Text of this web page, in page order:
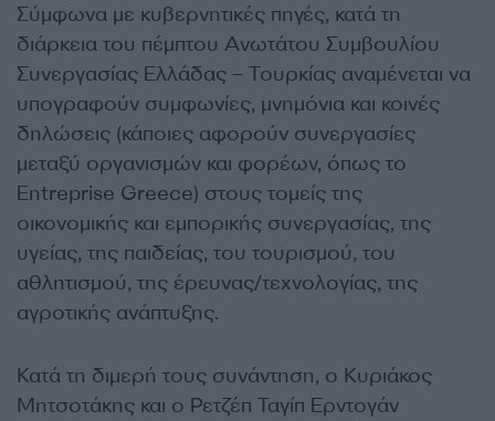
Σύμφωνα με κυβερνητικές πηγές, κατά τη
διάρκεια του πέμπτου Ανωτάτου Συμβουλίου
Συνεργασίας Ελλάδας – Τουρκίας αναμένεται να
υπογραφούν συμφωνίες, μνημόνια και κοινές
δηλώσεις (κάποιες αφορούν συνεργασίες
μεταξύ οργανισμών και φορέων, όπως το
Entreprise Greece) στους τομείς της
οικονομικής και εμπορικής συνεργασίας, της
υγείας, της παιδείας, του τουρισμού, του
αθλητισμού, της έρευνας/τεχνολογίας, της
αγροτικής ανάπτυξης.
Κατά τη διμερή τους συνάντηση, ο Κυριάκος
Μητσοτάκης και ο Ρετζέπ Ταγίπ Ερντογάν